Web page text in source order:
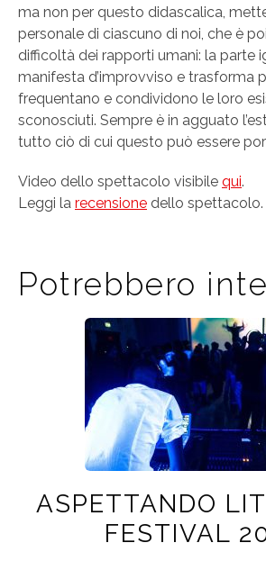
ma non per questo didascalica,
personale di ciascuno di noi, che è
difficoltà dei rapporti umani: la parte
manifesta d’improvviso e trasforma
frequentano e condividono le loro
sconosciuti. Sempre è in agguato
tutto ciò di cui questo può essere
Video dello spettacolo visibile qui.
Leggi la recensione dello spettacolo.
Potrebbero
ASPETTANDO
FESTIVAL